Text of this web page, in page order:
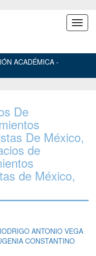
ACADÉMICA -
De
De México,
de
de México,
ANTONIO VEGA
CONSTANTINO